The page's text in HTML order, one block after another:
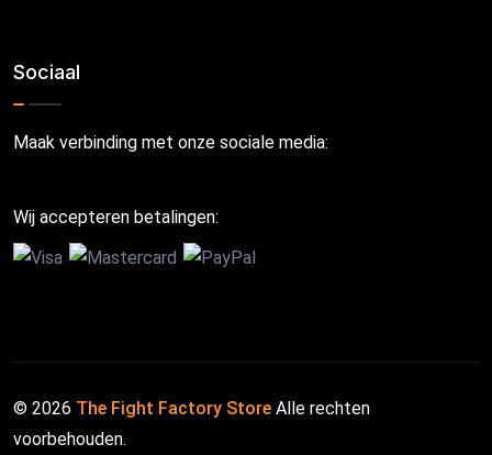
Sociaal
Maak verbinding met onze sociale media:
Wij accepteren betalingen:
© 2026 The Fight Factory Store Alle rechten
voorbehouden.